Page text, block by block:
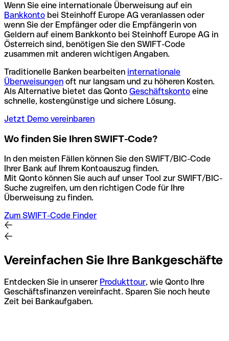
Wenn Sie eine internationale Überweisung auf ein
Bankkonto bei Steinhoff Europe AG veranlassen oder
wenn Sie der Empfänger oder die Empfängerin von
Geldern auf einem Bankkonto bei Steinhoff Europe AG in
Österreich sind, benötigen Sie den SWIFT-Code
zusammen mit anderen wichtigen Angaben.
Traditionelle Banken bearbeiten internationale
Überweisungen oft nur langsam und zu höheren Kosten.
Als Alternative bietet das Qonto Geschäftskonto eine
schnelle, kostengünstige und sichere Lösung.
Jetzt Demo vereinbaren
Wo finden Sie Ihren SWIFT-Code?
In den meisten Fällen können Sie den SWIFT/BIC-Code
Ihrer Bank auf Ihrem Kontoauszug finden.
Mit Qonto können Sie auch auf unser Tool zur SWIFT/BIC-
Suche zugreifen, um den richtigen Code für Ihre
Überweisung zu finden.
Zum SWIFT-Code Finder
Vereinfachen Sie Ihre Bankgeschäfte
Entdecken Sie in unserer Produkttour, wie Qonto Ihre
Geschäftsfinanzen vereinfacht. Sparen Sie noch heute
Zeit bei Bankaufgaben.